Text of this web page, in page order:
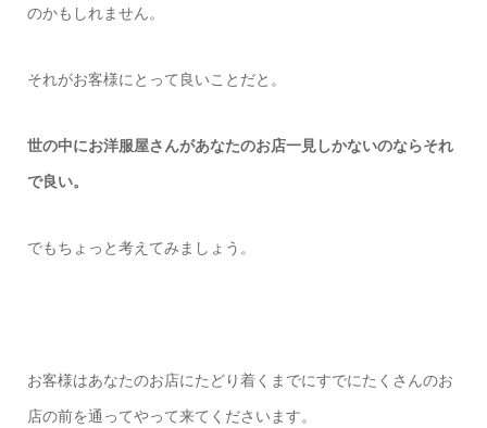
のかもしれません。
それがお客様にとって良いことだと。
世の中にお洋服屋さんがあなたのお店一見しかないのならそれ
で良い。
でもちょっと考えてみましょう。
お客様はあなたのお店にたどり着くまでにすでにたくさんのお
店の前を通ってやって来てくださいます。